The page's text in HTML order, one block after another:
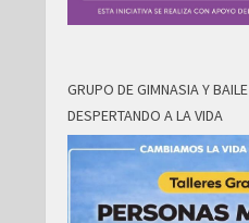
GRUPO DE GIMNASIA Y
DESPERTANDO A LA VIDA